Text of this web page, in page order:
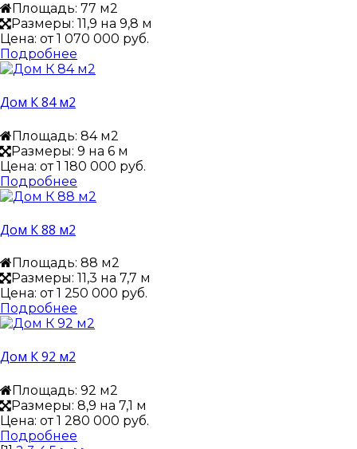
Площадь: 77 м2
Размеры: 11,9 на 9,8 м
Цена: от1 070 000 руб.
Подробнее
Дом К 84 м2
Площадь: 84 м2
Размеры: 9 на 6 м
Цена: от1 180 000 руб.
Подробнее
Дом К 88 м2
Площадь: 88 м2
Размеры: 11,3 на 7,7 м
Цена: от1 250 000 руб.
Подробнее
Дом К 92 м2
Площадь: 92 м2
Размеры: 8,9 на 7,1 м
Цена: от1 280 000 руб.
Подробнее